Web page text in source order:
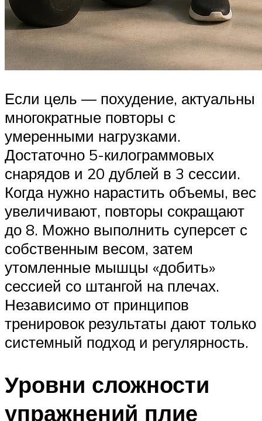
Если цель — похудение, актуальны
многократные повторы с
умеренными нагрузками.
Достаточно 5-килограммовых
снарядов и 20 дублей в 3 сессии.
Когда нужно нарастить объемы, вес
увеличивают, повторы сокращают
до 8. Можно выполнить суперсет с
собственным весом, затем
утомленные мышцы «добить»
сессией со штангой на плечах.
Независимо от принципов
тренировок результаты дают только
системный подход и регулярность.
Уровни сложности
упражнений плие